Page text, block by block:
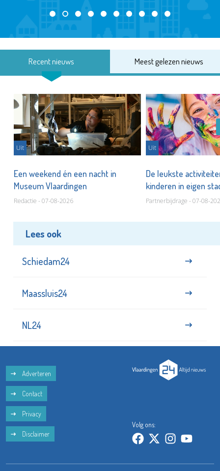
Recent nieuws Meest gelezen nieuws
Uit
Een weekend én een nacht in
Museum Vlaardingen
Redactie - 07-08-2026
Uit
De leukste
kinderen in eigen
Partnerbijdrage - 07-08-
Lees ook
Schiedam24
Maassluis24
NL24
Adverteren
Contact
Privacy
Disclaimer
Volg ons: